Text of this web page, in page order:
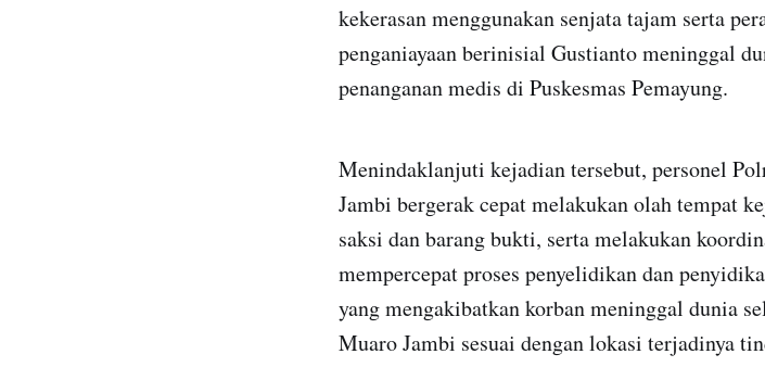
kekerasan menggunakan senjata tajam serta
penganiayaan berinisial Gustianto meninggal
penanganan medis di Puskesmas Pemayung.
Menindaklanjuti kejadian tersebut, personel
Jambi bergerak cepat melakukan olah tempat
saksi dan barang bukti, serta melakukan
mempercepat proses penyelidikan dan
yang mengakibatkan korban meninggal dunia
Muaro Jambi sesuai dengan lokasi terjadinya